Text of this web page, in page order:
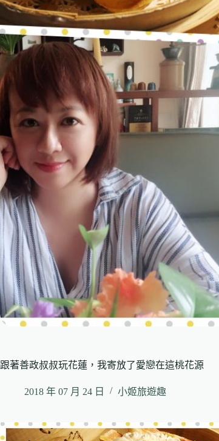
跟著善政叔叔玩花蓮，我寄放了愛戀在這桃花源
2018 年 07 月 24 日 小姬旅遊趣